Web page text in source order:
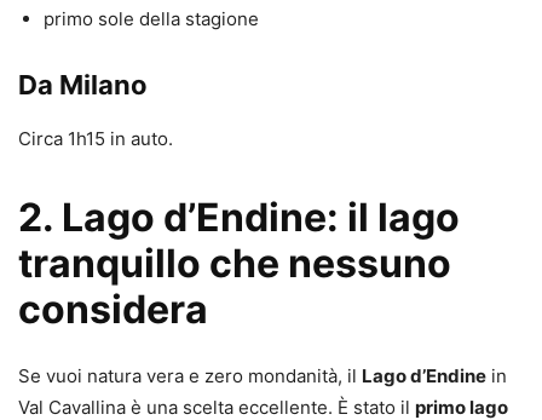
primo sole della stagione
Da Milano
Circa 1h15 in auto.
2. Lago d’Endine: il lago
tranquillo che nessuno
considera
Se vuoi natura vera e zero mondanità, il Lago d’Endine in
Val Cavallina è una scelta eccellente. È stato il primo lago